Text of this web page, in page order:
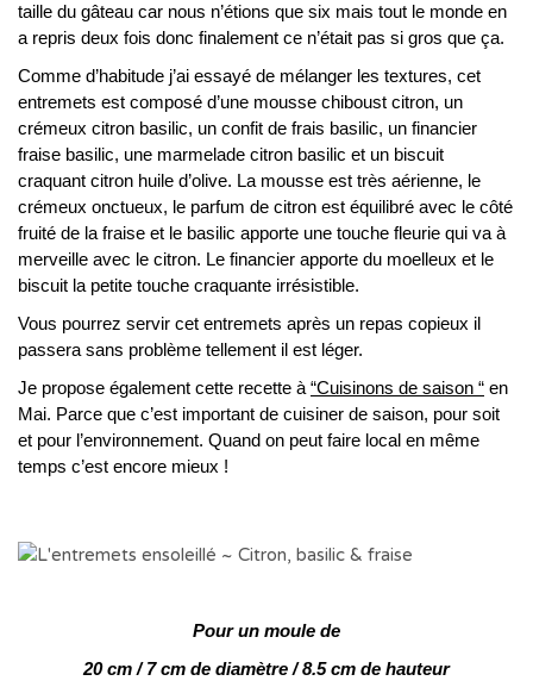
taille du gâteau car nous n’étions que six mais tout le monde en
a repris deux fois donc finalement ce n’était pas si gros que ça.
Comme d’habitude j’ai essayé de mélanger les textures, cet
entremets est composé d’une mousse chiboust citron, un
crémeux citron basilic, un confit de frais basilic, un financier
fraise basilic, une marmelade citron basilic et un biscuit
craquant citron huile d’olive. La mousse est très aérienne, le
crémeux onctueux, le parfum de citron est équilibré avec le côté
fruité de la fraise et le basilic apporte une touche fleurie qui va à
merveille avec le citron. Le financier apporte du moelleux et le
biscuit la petite touche craquante irrésistible.
Vous pourrez servir cet entremets après un repas copieux il
passera sans problème tellement il est léger.
Je propose également cette recette à “Cuisinons de saison “ en
Mai. Parce que c’est important de cuisiner de saison, pour soit
et pour l’environnement. Quand on peut faire local en même
temps c’est encore mieux !
Pour un moule de
20 cm / 7 cm de diamètre / 8.5 cm de hauteur